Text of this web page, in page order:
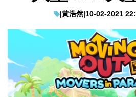
遊戲動漫
EduTech
IT Times
|黃浩然|10-02-2021